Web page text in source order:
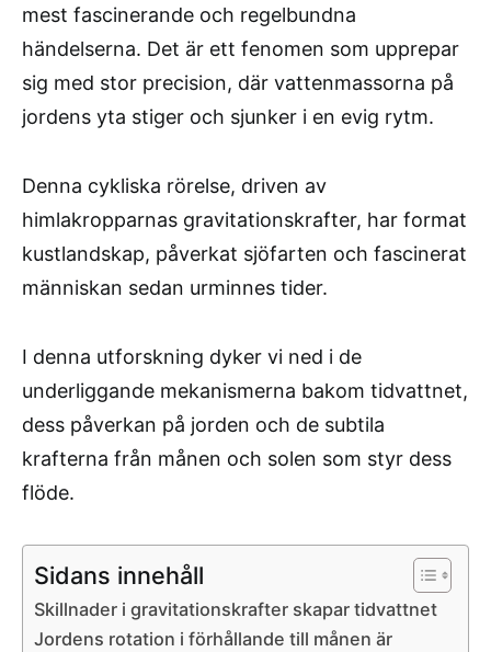
mest fascinerande och regelbundna
händelserna. Det är ett fenomen som upprepar
sig med stor precision, där vattenmassorna på
jordens yta stiger och sjunker i en evig rytm.
Denna cykliska rörelse, driven av
himlakropparnas gravitationskrafter, har format
kustlandskap, påverkat sjöfarten och fascinerat
människan sedan urminnes tider.
I denna utforskning dyker vi ned i de
underliggande mekanismerna bakom tidvattnet,
dess påverkan på jorden och de subtila
krafterna från månen och solen som styr dess
flöde.
Sidans innehåll
Skillnader i gravitationskrafter skapar tidvattnet
Jordens rotation i förhållande till månen är